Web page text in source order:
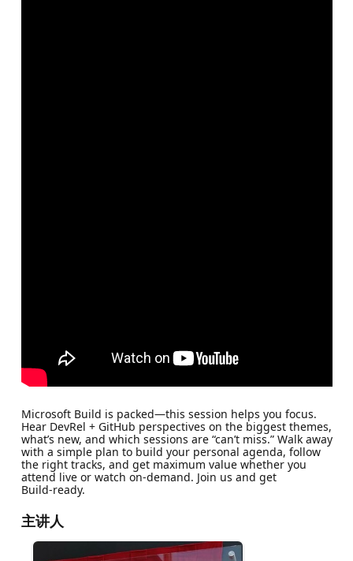
Microsoft Build is packed—this session helps you focus.
Hear DevRel + GitHub perspectives on the biggest themes,
what’s new, and which sessions are “can’t miss.” Walk away
with a simple plan to build your personal agenda, follow
the right tracks, and get maximum value whether you
attend live or watch on‑demand. Join us and get
Build‑ready.
主讲人